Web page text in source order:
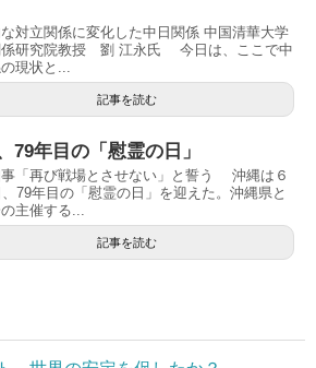
対立関係に変化した中日関係 中国清華大学
係研究院教授 劉 江永氏 今日は、ここで中
現状と...
記事を読む
79年目の「慰霊の日」
事「再び戦場とさせない」と誓う 沖縄は６
、79年目の「慰霊の日」を迎えた。沖縄県と
主催する...
記事を読む